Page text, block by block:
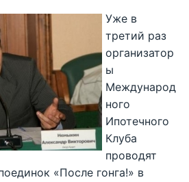
Уже в
третий раз
организатор
ы
Международ
ного
Ипотечного
Клуба
проводят
«После гонга!» в